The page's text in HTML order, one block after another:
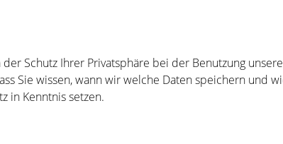
Schutz Ihrer Privatsphäre bei der Benutzung
Sie wissen, wann wir welche Daten speichern
in Kenntnis setzen.